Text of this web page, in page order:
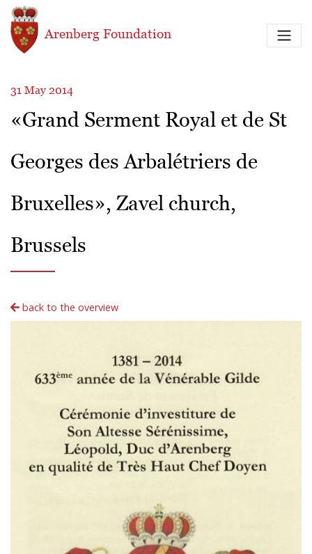
Skip to main content
Arenberg Foundation
31 May 2014
«Grand Serment Royal et de St
Georges des Arbalétriers de
Bruxelles», Zavel church,
Brussels
back to the overview